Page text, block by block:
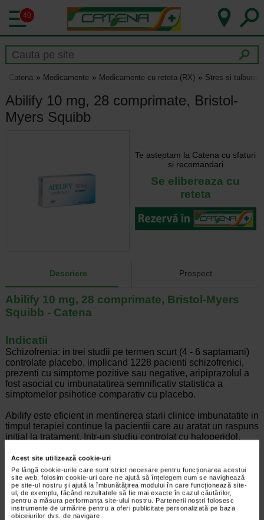
Acest site utilizează cookie-uri
Pe lângă cookie-urile care sunt strict necesare pentru funcționarea acestui
site web, folosim cookie-uri care ne ajută să înțelegem cum se navighează
pe site-ul nostru și ajută la îmbunătățirea modului în care funcționează site-
ul, de exemplu, făcând rezultatele să fie mai exacte în cazul căutărilor,
pentru a măsura performanța site-ului nostru. Partenerii noștri folosesc
instrumente de urmărire pentru a oferi publicitate personalizată pe baza
obiceiurilor dvs. de navigare.
40
Catena Medicamente Medicamente cu reteta (RX) Stres si tulburari
Abilify 10 mg, 28 comprimate, Bristol-
Myers Squibb
Te asteptam la Catena cu sfaturi
si recomandari
Se elibereaza cu
reteta
Descriere Prospect
Abilify 10 mg, 28 comprimate, Bristol-Myers
Squibb - Catena
Indicatii
Schizofrenia: in trei studii pe termen scurt (4 - 6 saptamani)
controlate placebo, implicand 1228 pacienti schizofrenici,
prezenti cu simptome pozitive sau negative, aripiprazolul a
fost asociat cu imbunatatirea semnificativ statistica a
simptomelor psihotice comparativ cu placebo.
Abilify este eficient in mentinerea starii clinice imbunatatite in
timpul terapiei continue la pacientii care au aratat un raspuns
initial la tratament. Intr-un studiu controlat cu haloperidol,
medicatie timp de 52 saptamani a fost similara la ambele
grupe (aripiprazol 77% si haloperidol 73%). Frecventa
implinirii generale a fost semnificativ mai mare pentru
pacientii cu aripiprazole (43%) decat pentru cei cu
haloperidol (30%).